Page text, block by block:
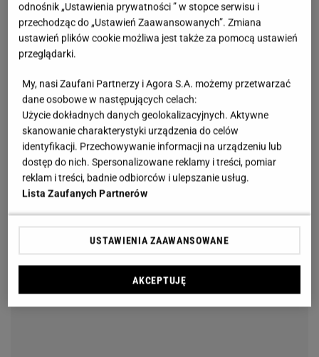
kontrolę nad temperaturą i ciśnieniem, co pozwala
uzyskać różne rodzaje kawy, takie jak espresso czy
cappuccino. Z kolei metody alternatywne, jak
popularne, dzięki możliwości uzyskania
wyjątkowego smaku i aromatu.
odnośnik „Ustawienia prywatności ” w stopce serwisu i
przechodząc do „Ustawień Zaawansowanych”. Zmiana
ustawień plików cookie możliwa jest także za pomocą ustawień
przeglądarki.
My, nasi Zaufani Partnerzy i Agora S.A. możemy przetwarzać
dane osobowe w następujących celach:
Użycie dokładnych danych geolokalizacyjnych. Aktywne
skanowanie charakterystyki urządzenia do celów
identyfikacji. Przechowywanie informacji na urządzeniu lub
dostęp do nich. Spersonalizowane reklamy i treści, pomiar
reklam i treści, badnie odbiorców i ulepszanie usług.
Lista Zaufanych Partnerów
USTAWIENIA ZAAWANSOWANE
AKCEPTUJĘ